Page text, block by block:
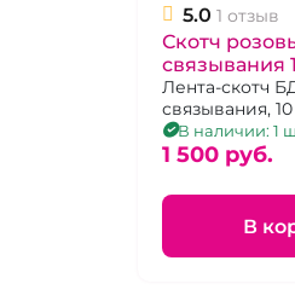
5.0 1 отзыв
Скотч
связывания
Лента-скотч
связывания,
В наличии: 1
1 500 pуб.
В